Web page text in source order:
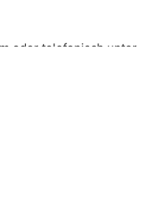
oder telefonisch unter